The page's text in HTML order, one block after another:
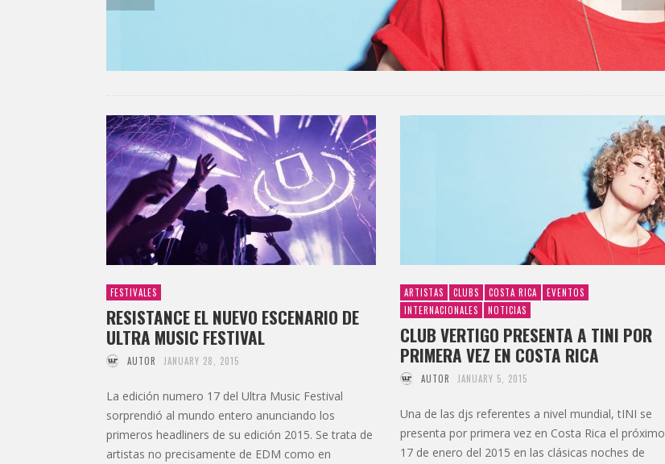
FESTIVALES
RESISTANCE EL NUEVO ESCENARIO DE
ULTRA MUSIC FESTIVAL
AUTOR JANUARY 28, 2015
La edición numero 17 del Ultra Music Festival
sorprendió al mundo entero anunciando los
primeros headliners de su edición 2015. Se trata de
artistas no precisamente de EDM como en
ARTISTAS CLUBS COSTA RICA
EVENTOS
INTERNACIONALES
NOTICIAS
CLUB VERTIGO PRESENTA A TINI POR
PRIMERA VEZ EN COSTA RICA
AUTOR JANUARY 5, 2015
Una de las djs referentes a nivel mundial, tINI se
presenta por primera vez en Costa Rica el próximo
17 de enero del 2015 en las clásicas noches de